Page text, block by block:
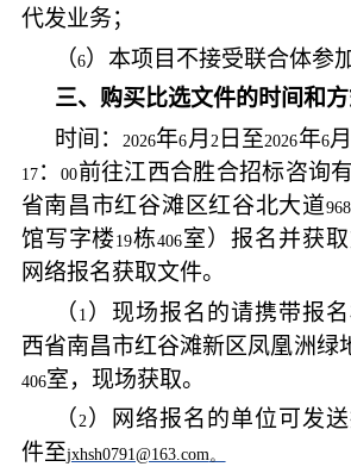
代发业务；
（6）本项目不接受联合体参
三、购买比选文件的时间和
时间：
2026年6 月 2 日至2026年6月
17：00前往江西合胜合招标咨询
省南昌市红谷滩区红谷北大道968
馆写字楼 19栋406室）报名并获
网络报名获取文件。
（ 1 ）现场报名的请携带报
西省南昌市红谷滩新区凤凰洲绿
406室，现场获取。
（2）网络报名的单位可发
件至jxhsh0791@163.com。